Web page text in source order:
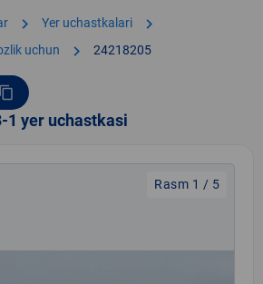
chevron_right Yer uchastkalari chevron_right
uchun chevron_right 24218205
content_copy
1 yer uchastkasi
Rasm 1 / 5